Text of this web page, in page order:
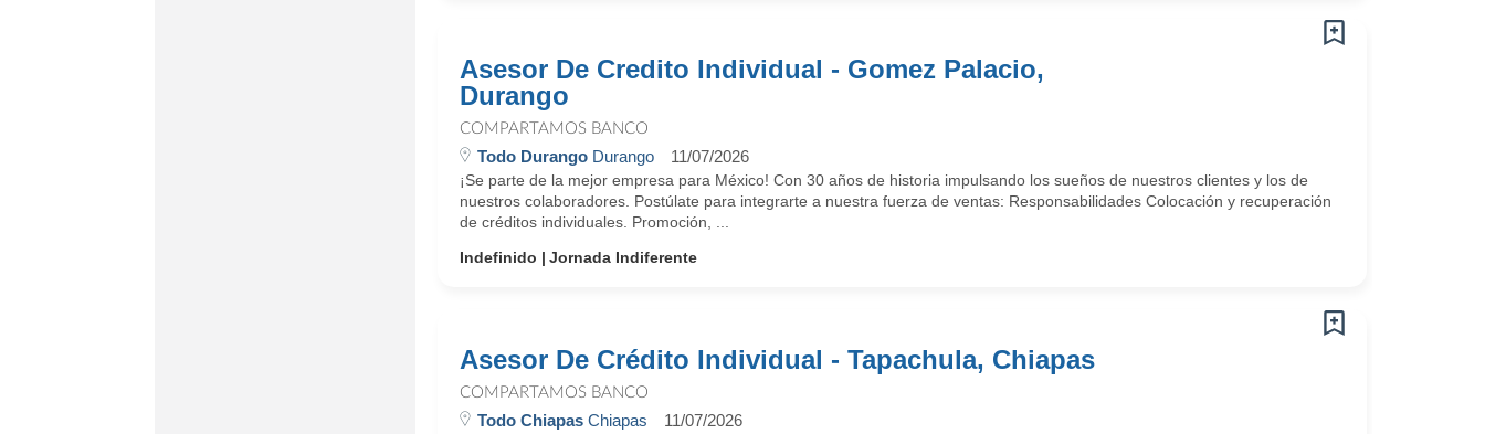
Asesor De Credito Individual - Gomez Palacio,
Durango
COMPARTAMOS BANCO
Todo DurangoDurango 11/07/2026
¡Se parte de la mejor empresa para México! Con 30 años de historia impulsando los sueños de nuestros clientes y los de
nuestros colaboradores. Postúlate para integrarte a nuestra fuerza de ventas: Responsabilidades Colocación y recuperación
de créditos individuales. Promoción, ...
Indefinido
Jornada Indiferente
Asesor De Crédito Individual - Tapachula, Chiapas
COMPARTAMOS BANCO
Todo ChiapasChiapas 11/07/2026